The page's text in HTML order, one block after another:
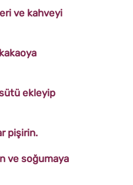
ve kahveyi
ekleyip
pişirin.
ve soğumaya